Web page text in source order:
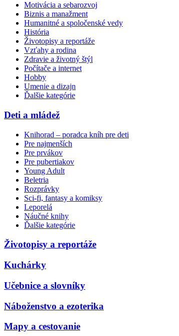
Motivácia a sebarozvoj
Biznis a manažment
Humanitné a spoločenské vedy
História
Životopisy a reportáže
Vzťahy a rodina
Zdravie a životný štýl
Počítače a internet
Hobby
Umenie a dizajn
Ďalšie kategórie
Deti a mládež
Knihorad – poradca kníh pre deti
Pre najmenších
Pre prvákov
Pre pubertiakov
Young Adult
Beletria
Rozprávky
Sci-fi, fantasy a komiksy
Leporelá
Náučné knihy
Ďalšie kategórie
Životopisy a reportáže
Kuchárky
Učebnice a slovníky
Náboženstvo a ezoterika
Mapy a cestovanie